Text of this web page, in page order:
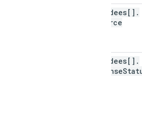
attendees[] .
resource
attendees[] .
response